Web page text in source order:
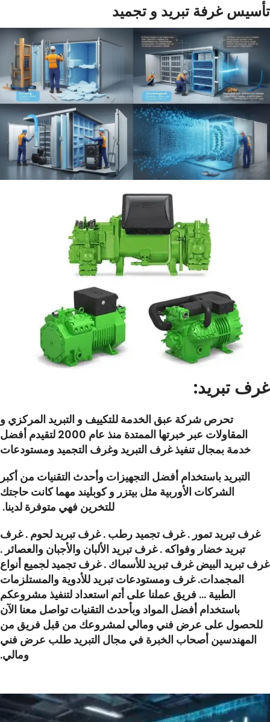
تأسيس غرفة تبريد و تجميد
:غرف تبريد
تحرص شركة عبق الخدمة للتكييف و التبريد المركزي و
المقاولات عبر خبرتها الممتدة منذ عام 2000 لتقيدم أفضل
خدمة بمجال تنفيذ غرف التبريد وغرف التجميد ومستودعات
التبريد باستخدام أفضل التجهيزات وأحدث التقنيات من أكبر
الشركات الأوربية مثل بيتزر و كوبليند مهما كانت حاجتك
للتخرين فهي متوفرة لدينا.
غرف تبريد تمور . غرف تجميد رطب . غرف تبريد لحوم . غرف
تبريد خضار وفواكه . غرف تبريد الألبان والأجبان والعصائر .
غرف تبريد البيض غرف تبريد للأسماك . غرف تجميد لجميع أنواع
المجمدات.غرف ومستودعات تبريد للأدوية والمستلزمات
الطبية … فريق عملنا على أتم استعداد لتنفيذ مشروعكم
باستخدام أفضل المواد وبأحدث التقنيات تواصل معنا الآن
للحصول على عرض فني ومالي لمشروعك من قبل فريق من
المهندسين أصحاب الخبرة في مجال التبريد طلب عرض فني
ومالي.